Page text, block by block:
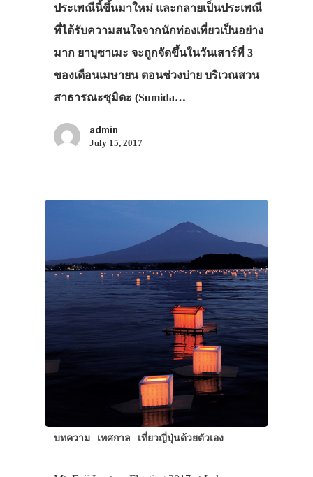
ประเพณีนี้ขึ้นมาใหม่ และกลายเป็นประเพณี
ที่ได้รับความสนใจจากนักท่องเที่ยวเป็นอย่าง
มาก ยาบุซาเมะ จะถูกจัดขึ้นในวันเสาร์ที่ 3
ของเดือนเมษายน ตอนช่วงบ่าย บริเวณสวน
สาธารณะซุมิดะ (Sumida…
admin
July 15, 2017
บทความ เทศกาล เที่ยวญี่ปุ่นด้วยตัวเอง